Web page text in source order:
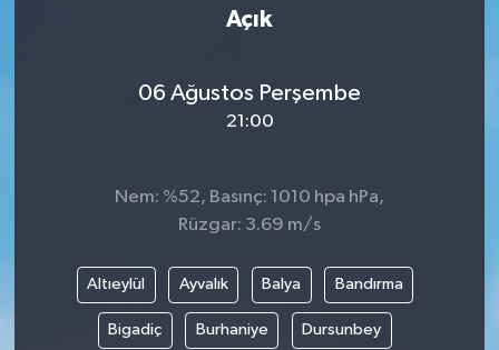
Açık
06 Ağustos Perşembe
21:00
Nem: %52, Basınç: 1010 hpa hPa,
Rüzgar: 3.69 m/s
Altıeylül Ayvalık Balya Bandırma
Bigadiç Burhaniye Dursunbey